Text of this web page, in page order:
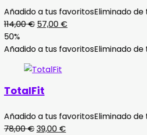
Añadido a tus favoritosEliminado
114,00€ El
original
114,00 €.
57,00 €
actual
50%
Añadido a tus favoritosEliminado
TotalFit
Añadido a tus favoritosEliminado
78,00€El
39,00 €